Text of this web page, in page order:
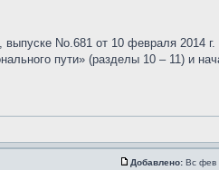
No.681 от 10 февраля 2014 г.
пути» (разделы 10 – 11) и
Добавлено: Вс фев